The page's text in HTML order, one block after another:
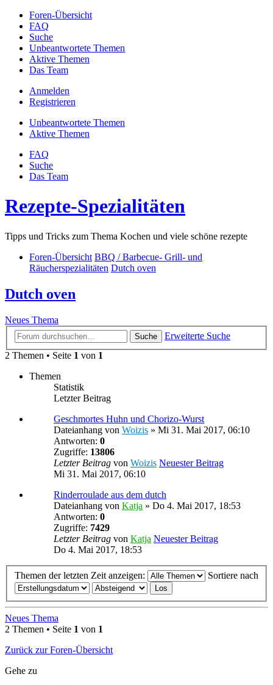
Foren-Übersicht
FAQ
Suche
Unbeantwortete Themen
Aktive Themen
Das Team
Anmelden
Registrieren
Unbeantwortete Themen
Aktive Themen
FAQ
Suche
Das Team
Rezepte-Spezialitäten
Tipps und Tricks zum Thema Kochen und viele schöne rezepte
Foren-Übersicht BBQ / Barbecue- Grill- und
Räucherspezialitäten Dutch oven
Dutch oven
Neues Thema
Suche
Erweiterte Suche
2 Themen • Seite 1 von 1
Themen
Statistik
Letzter Beitrag
Geschmortes Huhn und Chorizo-Wurst
Dateianhang von Woizis » Mi 31. Mai 2017, 06:10
Antworten: 0
Zugriffe: 13806
Letzter Beitrag von Woizis Neuester Beitrag
Mi 31. Mai 2017, 06:10
Rinderroulade aus dem dutch
Dateianhang von Katja » Do 4. Mai 2017, 18:53
Antworten: 0
Zugriffe: 7429
Letzter Beitrag von Katja Neuester Beitrag
Do 4. Mai 2017, 18:53
Themen der letzten Zeit anzeigen: Sortiere nach
Neues Thema
2 Themen • Seite 1 von 1
Zurück zur Foren-Übersicht
Gehe zu